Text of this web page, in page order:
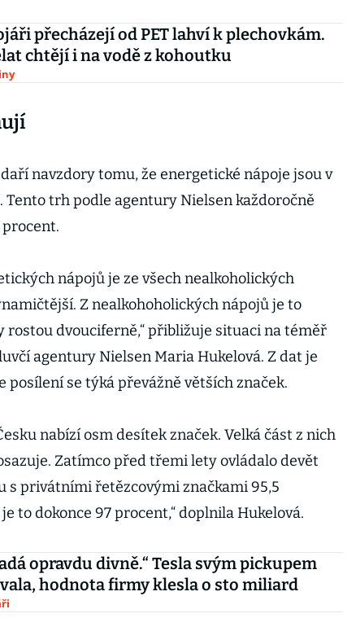
přecházejí od PET lahví k plechovkám.
chtějí i na vodě z kohoutku
navzdory tomu, že energetické nápoje jsou v
Tento trh podle agentury Nielsen každoročně
nápojů je ze všech nealkoholických
Z nealkohoholických nápojů je to
rostou dvouciferně,“ přibližuje situaci na téměř
agentury Nielsen Maria Hukelová. Z dat je
posílení se týká převážně větších značek.
nabízí osm desítek značek. Velká část z nich
Zatímco před třemi lety ovládalo devět
s privátními řetězcovými značkami 95,5
to dokonce 97 procent,“ doplnila Hukelová.
opravdu divně.“ Tesla svým pickupem
hodnota firmy klesla o sto miliard